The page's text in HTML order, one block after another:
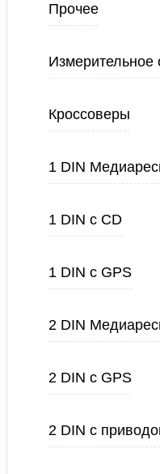
Прочее
Измерительное
Кроссоверы
1 DIN
1 DIN с CD
1 DIN с GPS
2 DIN
2 DIN с GPS
2 DIN с